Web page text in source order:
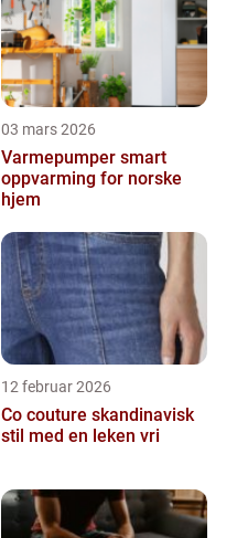
03 mars 2026
Varmepumper smart
oppvarming for norske
hjem
12 februar 2026
Co couture skandinavisk
stil med en leken vri